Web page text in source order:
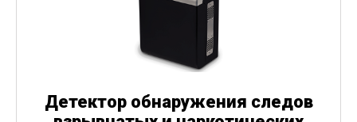
Детектор обнаружения следов